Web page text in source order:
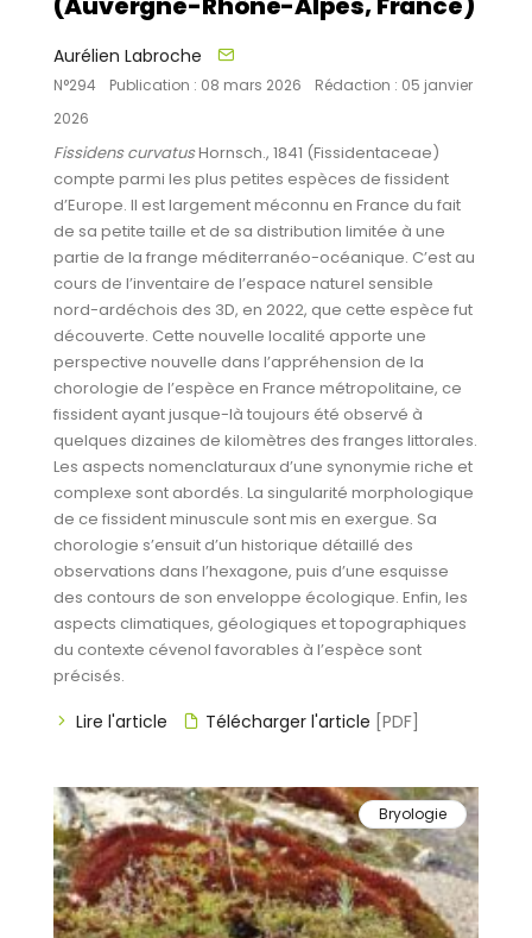
Aurélien Labroche
N°294 Publication : 08 mars 2026
Rédaction : 05 janvier
2026
Fissidens curvatusHornsch., 1841 (Fissidentaceae)
compte parmi les plus petites espèces de fissident
d’Europe. Il est largement méconnu en France du fait
de sa petite taille et de sa distribution limitée à une
partie de la frange méditerranéo-océanique. C’est au
cours de l’inventaire de l’espace naturel sensible
nord-ardéchois des 3D, en 2022, que cette espèce fut
découverte. Cette nouvelle localité apporte une
perspective nouvelle dans l’appréhension de la
chorologie de l’espèce en France métropolitaine, ce
fissident ayant jusque-là toujours été observé à
quelques dizaines de kilomètres des franges littorales.
Les aspects nomenclaturaux d’une synonymie riche et
complexe sont abordés. La singularité morphologique
de ce fissident minuscule sont mis en exergue. Sa
chorologie s’ensuit d’un historique détaillé des
observations dans l’hexagone, puis d’une esquisse
des contours de son enveloppe écologique. Enfin, les
aspects climatiques, géologiques et topographiques
du contexte cévenol favorables à l’espèce sont
précisés.
Lire l'article Télécharger l'article [PDF]
Bryologie